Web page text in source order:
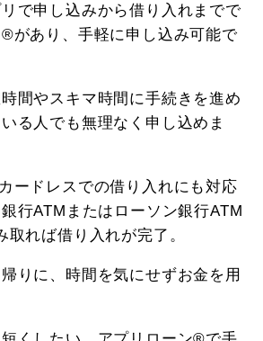
で申し込みから借り入れまでで
があり、手軽に申し込み可能で
間やスキマ時間に手続きを進め
る人でも無理なく申し込めま
ードレスでの借り入れにも対応
行ATMまたはローソン銀行ATM
取れば借り入れが完了。
りに、時間を気にせずお金を用